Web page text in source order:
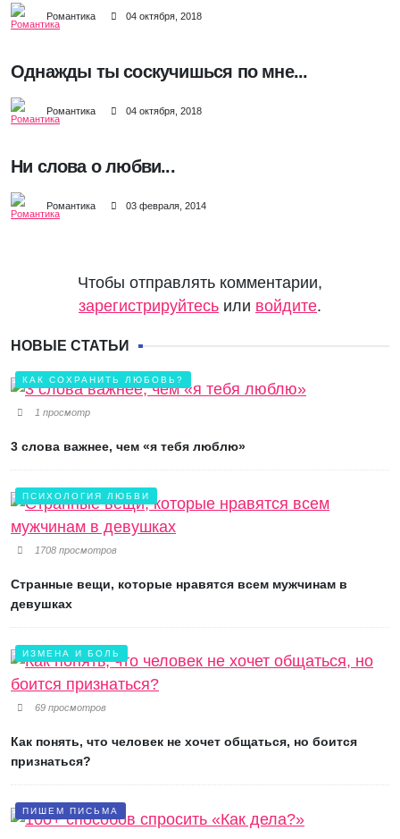
Романтика 04 октября, 2018
Однажды ты соскучишься по мне...
Романтика 04 октября, 2018
Ни слова о любви...
Романтика 03 февраля, 2014
Чтобы отправлять комментарии,
зарегистрируйтесь или войдите.
НОВЫЕ СТАТЬИ
КАК СОХРАНИТЬ ЛЮБОВЬ?
1 просмотр
3 слова важнее, чем «я тебя люблю»
ПСИХОЛОГИЯ ЛЮБВИ
1708 просмотров
Странные вещи, которые нравятся всем мужчинам в
девушках
ИЗМЕНА И БОЛЬ
69 просмотров
Как понять, что человек не хочет общаться, но боится
признаться?
ПИШЕМ ПИСЬМА